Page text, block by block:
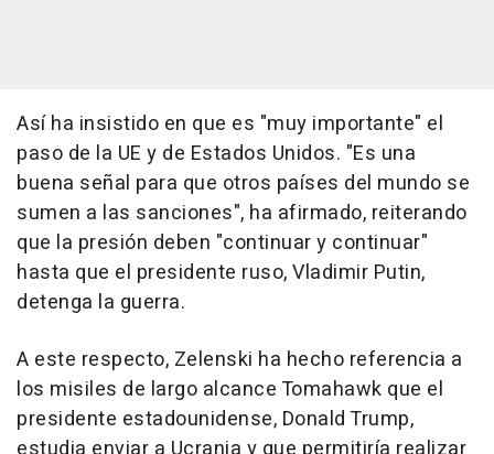
Así ha insistido en que es "muy importante" el
paso de la UE y de Estados Unidos. "Es una
buena señal para que otros países del mundo se
sumen a las sanciones", ha afirmado, reiterando
que la presión deben "continuar y continuar"
hasta que el presidente ruso, Vladimir Putin,
detenga la guerra.
A este respecto, Zelenski ha hecho referencia a
los misiles de largo alcance Tomahawk que el
presidente estadounidense, Donald Trump,